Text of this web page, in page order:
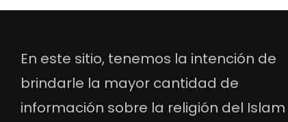
En este sitio, tenemos la intención de
brindarle la mayor cantidad de
información sobre la religión del Islam